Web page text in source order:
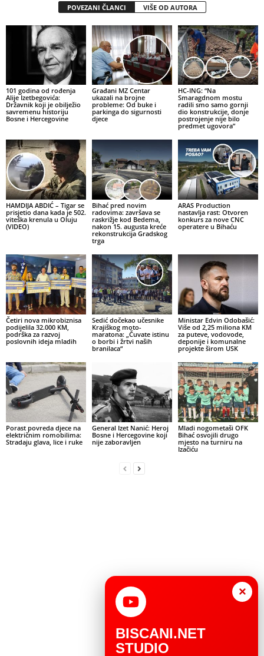
POVEZANI ČLANCI VIŠE OD AUTORA
101 godina od rođenja
Alije Izetbegovića:
Državnik koji je obilježio
savremenu historiju
Bosne i Hercegovine
Građani MZ Centar
ukazali na brojne
probleme: Od buke i
parkinga do sigurnosti
djece
HC-ING: “Na
Smaragdnom mostu
radili smo samo gornji
dio konstrukcije, donje
postrojenje nije bilo
predmet ugovora”
HAMDIJA ABDIĆ – Tigar se
prisjetio dana kada je 502.
viteška krenula u Oluju
(VIDEO)
Bihać pred novim
radovima: završava se
raskrižje kod Bedema,
nakon 15. augusta kreće
rekonstrukcija Gradskog
trga
ARAS Production
nastavlja rast: Otvoren
konkurs za nove CNC
operatere u Bihaću
Četiri nova mikrobiznisa
podijelila 32.000 KM,
podrška za razvoj
poslovnih ideja mladih
Sedić dočekao učesnike
Krajiškog moto-
maratona: „Čuvate istinu
o borbi i žrtvi naših
branilaca“
Ministar Edvin Odobašić:
Više od 2,25 miliona KM
za puteve, vodovode,
deponije i komunalne
projekte širom USK
Porast povreda djece na
električnim romobilima:
Stradaju glava, lice i ruke
General Izet Nanić: Heroj
Bosne i Hercegovine koji
nije zaboravljen
Mladi nogometaši OFK
Bihać osvojili drugo
mjesto na turniru na
Izačiću
×
BISCANI.NET
STUDIO